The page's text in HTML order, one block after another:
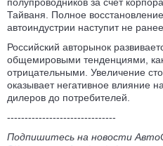
полупроводников за счет
Тайваня. Полное
автоиндустрии наступит не
Российский авторынок
общемировыми тенденциями,
отрицательными. Увеличение
оказывает негативное влияние
дилеров до потребителей.
-------------------------------
Подпишитесь на новости